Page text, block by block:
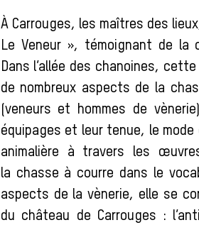
À Carrouges, les maîtres des
Le Veneur », témoignant de la
Dans l’allée des chanoines,
de nombreux aspects de la
(veneurs et hommes de
équipages et leur tenue, le
animalière à travers les
la chasse à courre dans le
aspects de la vènerie, elle se
du château de Carrouges :